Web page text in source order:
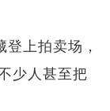
上拍卖场，
少人甚至把